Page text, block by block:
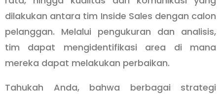
dilakukan antara tim Inside Sales dengan calon
pelanggan. Melalui pengukuran dan analisis,
tim dapat mengidentifikasi area di mana
mereka dapat melakukan perbaikan.
Tahukah Anda, bahwa berbagai strategi